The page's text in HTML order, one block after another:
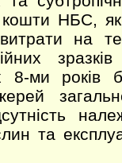
кошти НБС,
на
8-ми років
та